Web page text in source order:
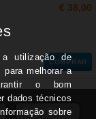
€ 38,00
COMPRAR
Quem Somos